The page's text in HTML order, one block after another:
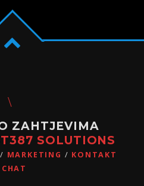
ZAHTJEVIMA
SOLUTIONS
MARKETING
KONTAKT
CHAT